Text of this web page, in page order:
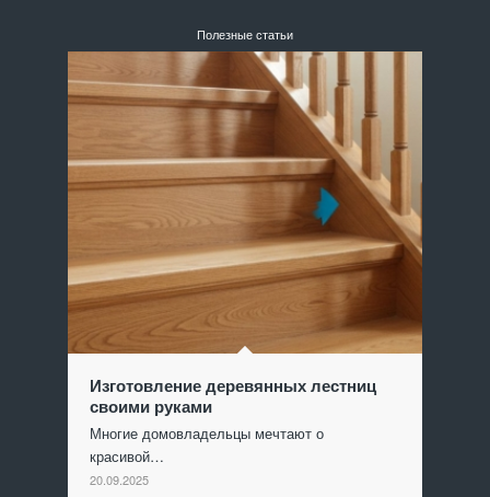
Полезные статьи
Изготовление деревянных лестниц
своими руками
Многие домовладельцы мечтают о
красивой…
20.09.2025